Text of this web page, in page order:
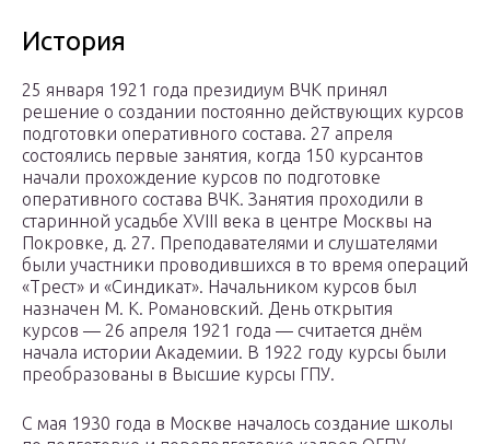
История
25 января 1921 года президиум ВЧК принял
решение о создании постоянно действующих курсов
подготовки оперативного состава. 27 апреля
состоялись первые занятия, когда 150 курсантов
начали прохождение курсов по подготовке
оперативного состава ВЧК. Занятия проходили в
старинной усадьбе XVIII века в центре Москвы на
Покровке, д. 27. Преподавателями и слушателями
были участники проводившихся в то время операций
«Трест» и «Синдикат». Начальником курсов был
назначен М. К. Романовский. День открытия
курсов — 26 апреля 1921 года — считается днём
начала истории Академии. В 1922 году курсы были
преобразованы в Высшие курсы ГПУ.
С мая 1930 года в Москве началось создание школы